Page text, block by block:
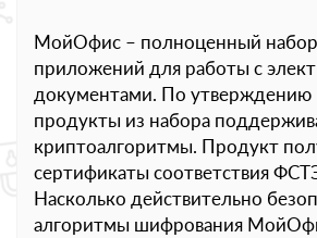
МойОфис – полноценный
приложений для работы с
документами. По утверждению
продукты из набора
криптоалгоритмы. Продукт
сертификаты соответствия
Насколько действительно
алгоритмы шифрования